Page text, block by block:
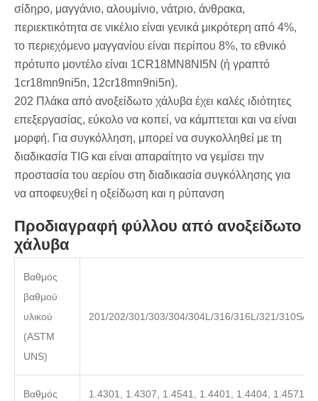
σίδηρο, μαγγάνιο, αλουμίνιο, νάτριο, άνθρακα,
περιεκτικότητα σε νικέλιο είναι γενικά μικρότερη από 4%,
το περιεχόμενο μαγγανίου είναι περίπου 8%, το εθνικό
πρότυπο μοντέλο είναι 1CR18MN8NI5N (ή γραπτό
1cr18mn9ni5n, 12cr18mn9ni5n).
202 Πλάκα από ανοξείδωτο χάλυβα έχει καλές ιδιότητες
επεξεργασίας, εύκολο να κοπεί, να κάμπτεται και να είναι
μορφή. Για συγκόλληση, μπορεί να συγκολληθεί με τη
διαδικασία TIG και είναι απαραίτητο να γεμίσει την
προστασία του αερίου στη διαδικασία συγκόλλησης για
να αποφευχθεί η οξείδωση και η ρύπανση
Προδιαγραφή φύλλου από ανοξείδωτο
χάλυβα
Βαθμός
βαθμού
υλικού
(ASTM
UNS)
201/202/301/303/304/304L/316/316L/321/310S/
Βαθμός
1.4301, 1.4307, 1.4541, 1.4401, 1.4404, 1.4571,